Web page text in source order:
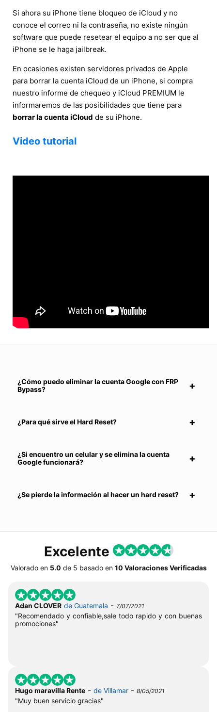
Si ahora su iPhone tiene bloqueo de iCloud y no
conoce el correo ni la contraseña, no existe ningún
software que puede resetear el equipo a no ser que al
iPhone se le haga jailbreak.
En ocasiones existen servidores privados de Apple
para borrar la cuenta iCloud de un iPhone, si compra
nuestro informe de chequeo y iCloud PREMIUM le
informaremos de las posibilidades que tiene para
borrar la cuenta iCloud de su iPhone.
Video tutorial
¿Cómo puedo eliminar la cuenta Google con FRP
Bypass?
¿Para qué sirve el Hard Reset?
¿Si encuentro un celular y se elimina la cuenta
Google funcionará?
¿Se pierde la información al hacer un hard reset?
Excelente
Valorado en 5.0 de 5 basado en 10 Valoraciones Verificadas
Adan CLOVER de Guatemala - 7/07/2021
"Recomendado y confiable,sale todo rapido y con buenas
promociones"
Hugo maravilla Rente - de Villamar - 8/05/2021
"Muy buen servicio gracias"